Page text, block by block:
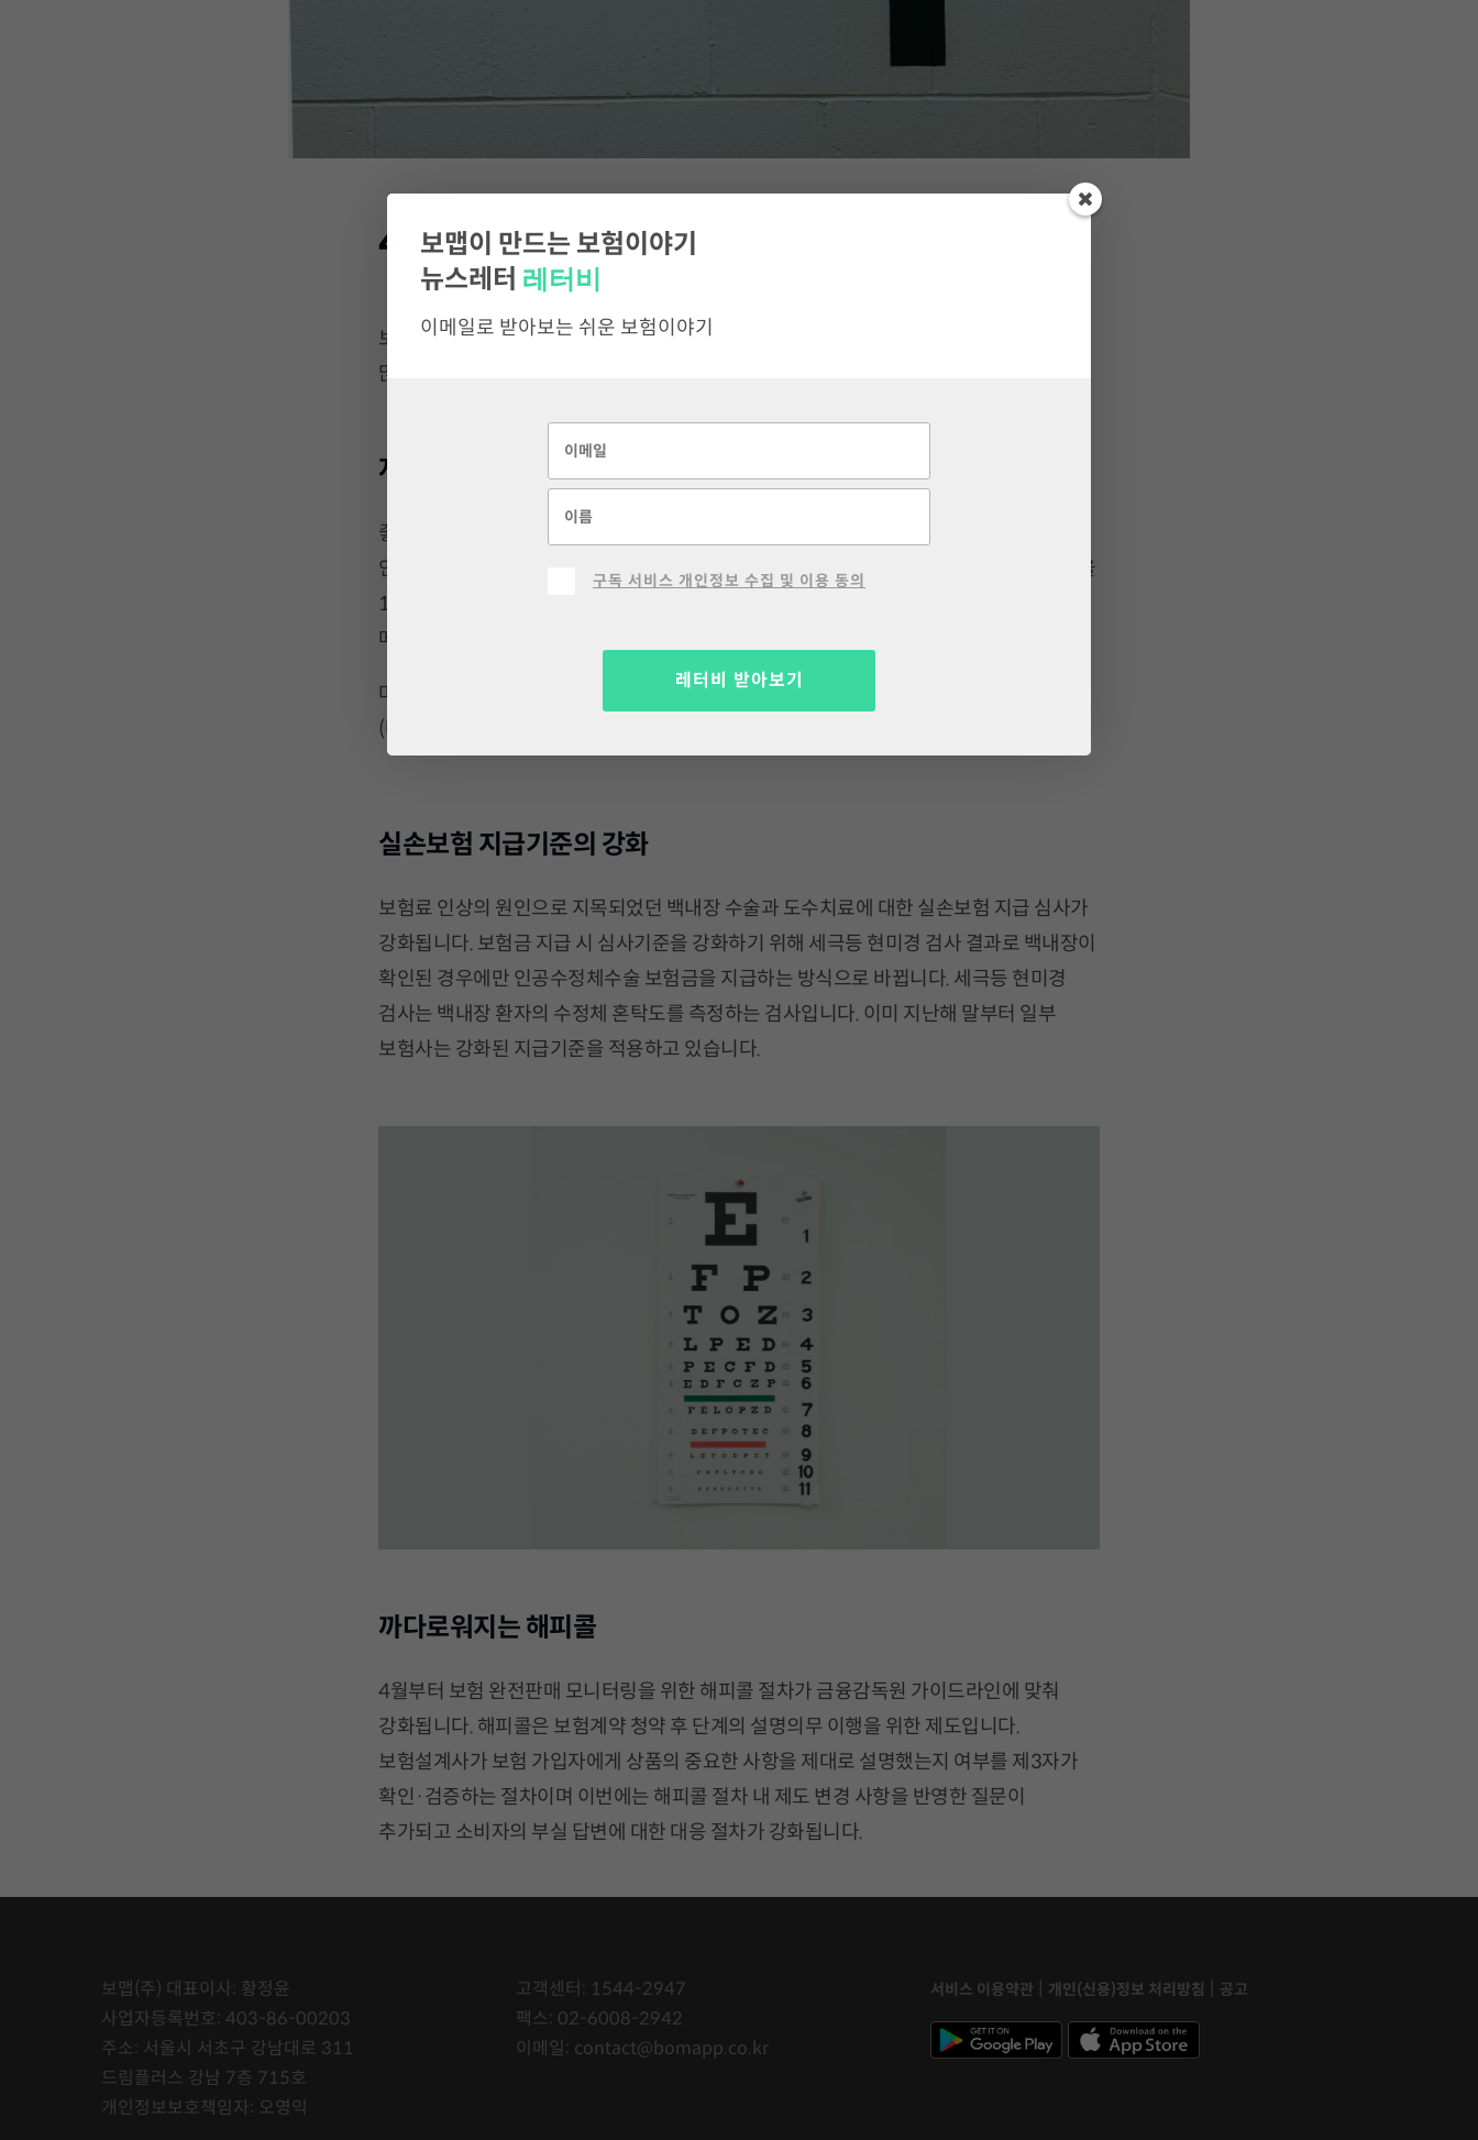
4월부터 달라지는 보험
보험사는 매년 4월을 기점으로 상품개정을 진행하는 경우가 많습니다. 그만큼 보험 이슈가
많은 4월, 주목할만한 보험 이슈를 정리하였습니다.
자동차 보험료 인하
좋은 소식입니다. 손해보험업계 ‘빅5’가 오는 4월부터 개인용 자동차보험료를 일제히
인하합니다. 앞서 보맵블로그에서도 다룬 적이 있는데요, 11일 업계 1위인 삼성화재(인하율
1.2%)와 KB손해보험(1.4%)을 시작으로 13일 현대해상(1.2%) 16일 DB손보(1.3%) 21일
메리츠화재(1.3%) 등 책임개시 계약부터 적용될 예정입니다.
마일리지 특약도 바뀌어 모든 자동차보험 가입자가 ‘자동차보험 주행거리 연동특약
(마일리지 특약)’에 자동 가입됩니다. 자세한 내용은 여기서 확인하실 수 있습니다.
실손보험 지급기준의 강화
보험료 인상의 원인으로 지목되었던 백내장 수술과 도수치료에 대한 실손보험 지급 심사가
강화됩니다. 보험금 지급 시 심사기준을 강화하기 위해 세극등 현미경 검사 결과로 백내장이
확인된 경우에만 인공수정체수술 보험금을 지급하는 방식으로 바뀝니다. 세극등 현미경
검사는 백내장 환자의 수정체 혼탁도를 측정하는 검사입니다. 이미 지난해 말부터 일부
보험사는 강화된 지급기준을 적용하고 있습니다.
까다로워지는 해피콜
4월부터 보험 완전판매 모니터링을 위한 해피콜 절차가 금융감독원 가이드라인에 맞춰
강화됩니다. 해피콜은 보험계약 청약 후 단계의 설명의무 이행을 위한 제도입니다.
보험설계사가 보험 가입자에게 상품의 중요한 사항을 제대로 설명했는지 여부를 제3자가
확인·검증하는 절차이며 이번에는 해피콜 절차 내 제도 변경 사항을 반영한 질문이
추가되고 소비자의 부실 답변에 대한 대응 절차가 강화됩니다.
보맵(주) 대표이사: 황정윤
사업자등록번호: 403-86-00203
주소: 서울시 서초구 강남대로 311
드림플러스 강남 7층 715호
개인정보보호책임자: 오영익
고객센터: 1544-2947
팩스: 02-6008-2942
이메일: contact@bomapp.co.kr
서비스 이용약관 개인(신용)정보 처리방침 공고
보맵이 만드는 보험이야기
뉴스레터 레터비
이메일로 받아보는 쉬운 보험이야기
구독 서비스 개인정보 수집 및 이용 동의
레터비 받아보기